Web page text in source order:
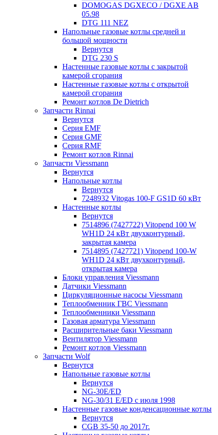
DOMOGAS DGXECO / DGXE AB
05.98
DTG 111 NEZ
Напольные газовые котлы средней и
большой мощности
Вернутся
DTG 230 S
Настенные газовые котлы с закрытой
камерой сгорания
Настенные газовые котлы с открытой
камерой сгорания
Ремонт котлов Dе Dietrich
Запчасти Rinnai
Вернутся
Серия EMF
Серия GMF
Серия RMF
Ремонт котлов Rinnai
Запчасти Viessmann
Вернутся
Напольные котлы
Вернутся
7248932 Vitogas 100-F GS1D 60 кВт
Настенные котлы
Вернутся
7514896 (7427722) Vitopend 100 W
WH1D 24 кВт двухконтурный,
закрытая камера
7514895 (7427721) Vitopend 100-W
WH1D 24 кВт двухконтурный,
открытая камера
Блоки управления Viessmann
Датчики Viessmann
Циркуляционные насосы Viessmann
Теплообменник ГВС Viessmann
Теплообменники Viessmann
Газовая арматура Viessmann
Расширительные баки Viessmann
Вентилятор Viessmann
Ремонт котлов Viessmann
Запчасти Wolf
Вернутся
Напольные газовые котлы
Вернутся
NG-30E/ED
NG-30/31 E/ED с июля 1998
Настенные газовые конденсационные котлы
Вернутся
CGB 35-50 до 2017г.